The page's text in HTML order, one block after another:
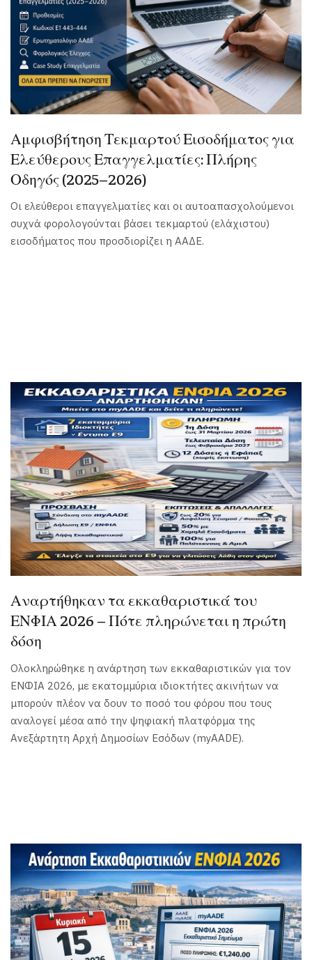
Αμφισβήτηση Τεκμαρτού Εισοδήματος για
Ελεύθερους Επαγγελματίες: Πλήρης
Οδηγός (2025–2026)
Οι ελεύθεροι επαγγελματίες και οι αυτοαπασχολούμενοι
συχνά φορολογούνται βάσει τεκμαρτού (ελάχιστου)
εισοδήματος που προσδιορίζει η ΑΑΔΕ.
Αναρτήθηκαν τα εκκαθαριστικά του
ΕΝΦΙΑ 2026 – Πότε πληρώνεται η πρώτη
δόση
Ολοκληρώθηκε η ανάρτηση των εκκαθαριστικών για τον
ΕΝΦΙΑ 2026, με εκατομμύρια ιδιοκτήτες ακινήτων να
μπορούν πλέον να δουν το ποσό του φόρου που τους
αναλογεί μέσα από την ψηφιακή πλατφόρμα της
Ανεξάρτητη Αρχή Δημοσίων Εσόδων (myAADE).